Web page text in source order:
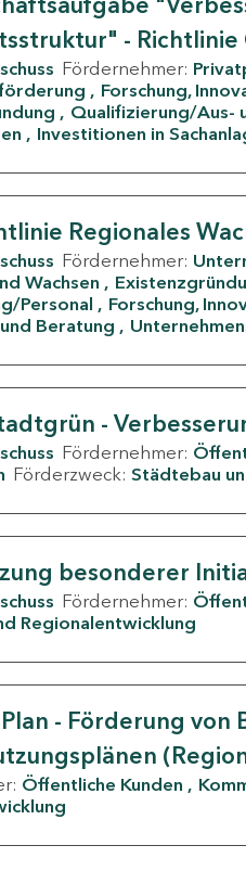
- Richtlinie
Fördernehmer:
Forschung,
Qualifizierung/Aus-
Investitionen in
Regionales
Fördernehmer:
Wachsen
Personal
Forschung,
Beratung
-
Fördernehmer:
Förderzweck: Städtebau
besonderer
Fördernehmer:
Regionalentwicklung
- Förderung von
Öffentliche Kunden